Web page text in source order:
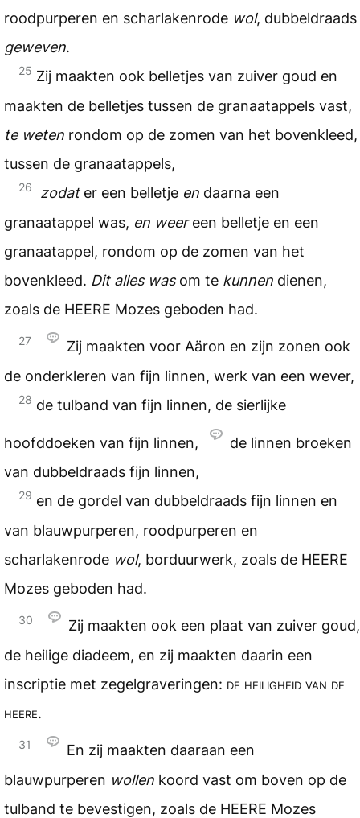
roodpurperen en scharlakenrode wol, dubbeldraads
geweven.
25 Zij maakten ook belletjes van zuiver goud en
maakten de belletjes tussen de granaatappels vast,
te weten rondom op de zomen van het bovenkleed,
tussen de granaatappels,
26 zodater een belletje en daarna een
granaatappel was, en weereen belletje en een
granaatappel, rondom op de zomen van het
bovenkleed. Dit alles wasom te kunnen dienen,
zoals de HEERE Mozes geboden had.
27
Zij maakten voor Aäron en zijn zonen ook
de onderkleren van fijn linnen, werk van een wever,
28 de tulband van fijn linnen, de sierlijke
hoofddoeken van fijn linnen,
de linnen broeken
van dubbeldraads fijn linnen,
29 en de gordel van dubbeldraads fijn linnen en
van blauwpurperen, roodpurperen en
scharlakenrode wol, borduurwerk, zoals de HEERE
Mozes geboden had.
30
Zij maakten ook een plaat van zuiver goud,
de heilige diadeem, en zij maakten daarin een
inscriptie met zegelgraveringen: de heiligheid van de
heere.
31
En zij maakten daaraan een
blauwpurperen wollen koord vast om boven op de
tulband te bevestigen, zoals de HEERE Mozes